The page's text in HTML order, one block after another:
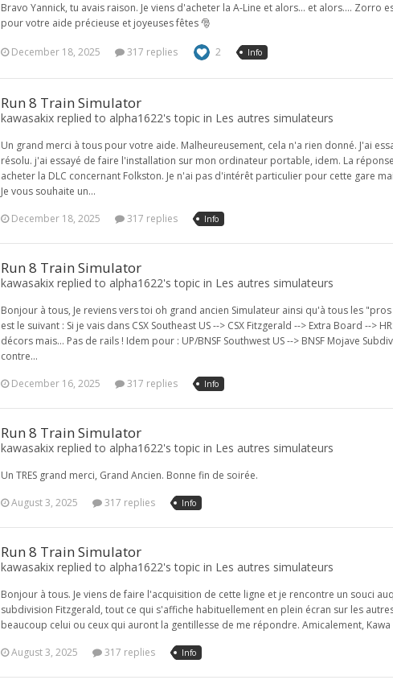
Bravo Yannick, tu avais raison. Je viens d'acheter la A-Line et alors... et alors....
pour votre aide précieuse et joyeuses fêtes 🎅
December 18, 2025 317 replies 2 Info
Run 8 Train Simulator
kawasakix replied to alpha1622's topic in Les autres simulateurs
Un grand merci à tous pour votre aide. Malheureusement, cela n'a rien donné. J'ai
résolu. j'ai essayé de faire l'installation sur mon ordinateur portable, idem. La
acheter la DLC concernant Folkston. Je n'ai pas d'intérêt particulier pour cette gare
Je vous souhaite un...
December 18, 2025
317 replies Info
Run 8 Train Simulator
kawasakix replied to alpha1622's topic in Les autres simulateurs
Bonjour à tous, Je reviens vers toi oh grand ancien Simulateur ainsi qu'à tous les
est le suivant : Si je vais dans CSX Southeast US --> CSX Fitzgerald --> Extra Board --
décors mais... Pas de rails ! Idem pour : UP/BNSF Southwest US --> BNSF Mojave
contre...
December 16, 2025
317 replies Info
Run 8 Train Simulator
kawasakix replied to alpha1622's topic in Les autres simulateurs
Un TRES grand merci, Grand Ancien. Bonne fin de soirée.
August 3, 2025
317 replies Info
Run 8 Train Simulator
kawasakix replied to alpha1622's topic in Les autres simulateurs
Bonjour à tous. Je viens de faire l'acquisition de cette ligne et je rencontre un souci
subdivision Fitzgerald, tout ce qui s'affiche habituellement en plein écran sur les
beaucoup celui ou ceux qui auront la gentillesse de me répondre. Amicalement, Kawa
August 3, 2025
317 replies Info